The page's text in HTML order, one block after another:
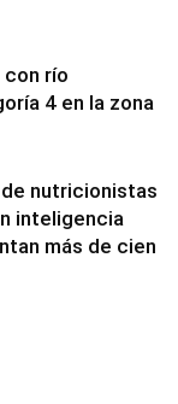
río
4 en la zona
nutricionistas
inteligencia
más de cien